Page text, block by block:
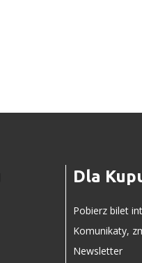
Dla
Pobierz bilet
Komunikaty,
Newsletter